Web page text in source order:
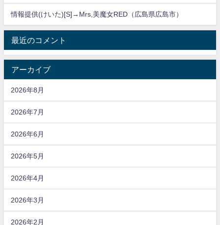
情報提供(けいた)[S]→Mrs,美魔女RED（広島県広島市）
最近のコメント
アーカイブ
2026年8月
2026年7月
2026年6月
2026年5月
2026年4月
2026年3月
2026年2月